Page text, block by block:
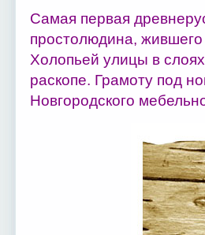
Самая первая
простолюдина,
Холопьей улицы в
раскопе. Грамоту под
Новгородского